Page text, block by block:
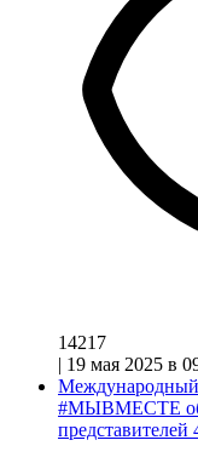
14217
| 19 мая 2025 в
Международный
#МЫВМЕСТЕ
представителей